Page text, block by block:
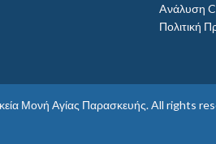
Aνάλυση
Πολιτική
Μονή Αγίας Παρασκευής. All rights